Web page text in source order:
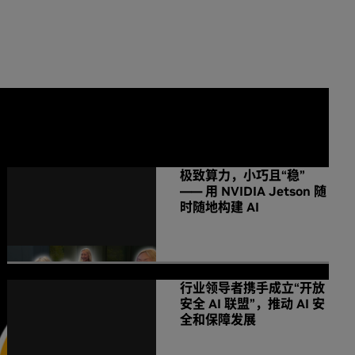
极致算力，小巧且“稳”
—— 用 NVIDIA Jetson 随
时随地构建 AI
行业领导者携手成立“开放
安全 AI 联盟”，推动 AI 安
全和保障发展